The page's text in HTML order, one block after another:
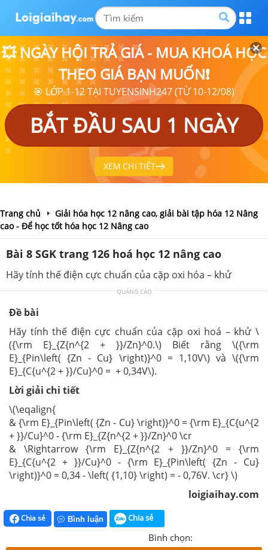
💥 NGÀY HỘI TRẢ GIÁ - MUA KHOÁ HỌC
THEO GIÁ BẠN MUỐN❗
🎯 LỚP 1-12 TẠI TUYENSINH247 (TỪ 10-12/08)
BẮT ĐẦU SAU 1 NGÀY
XEM CHI TIẾT
Trang chủ
Giải hóa học 12 nâng cao, giải bài tập hóa 12 Nâng
cao - Để học tốt hóa học 12 Nâng cao
Bài 8 SGK trang 126 hoá học 12 nâng cao
Hãy tính thế điện cực chuẩn của cặp oxi hóa – khử
QUẢNG CÁO
Đề bài
Hãy tính thế điện cực chuẩn của cặp oxi hoá – khử \
({\rm E}_{Z{n^{2 + }}/Zn}^0.\) Biết rằng \({\rm
E}_{Pin\left( {Zn - Cu} \right)}^0 = 1,10V\) và \({\rm
E}_{C{u^{2 + }}/Cu}^0 = + 0,34V\).
Lời giải chi tiết
\(\eqalign{
& {\rm E}_{Pin\left( {Zn - Cu} \right)}^0 = {\rm E}_{C{u^{2
+ }}/Cu}^0 - {\rm E}_{Z{n^{2 + }}/Zn}^0 \cr
& \Rightarrow {\rm E}_{Z{n^{2 + }}/Zn}^0 = {\rm
E}_{C{u^{2 + }}/Cu}^0 - {\rm E}_{Pin\left( {Zn - Cu}
\right)}^0 = 0,34 - \left( {1,10} \right) = - 0,76V. \cr} \)
loigiaihay.com
Chia sẻ Bình luận Chia sẻ
Bình chọn: